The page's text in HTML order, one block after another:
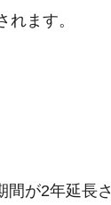
ます。
が2年延長さ